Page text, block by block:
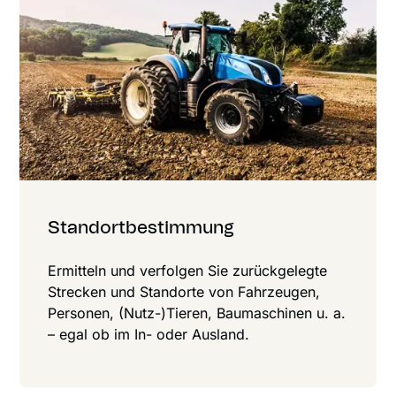
Standort­be­stim­mung
Ermitteln und verfolgen Sie zurück­gelegte
Strecken und Standorte von Fahr­zeugen,
Personen, (Nutz-)­Tieren, Bau­maschinen u. a.
– egal ob im In- oder Ausland.